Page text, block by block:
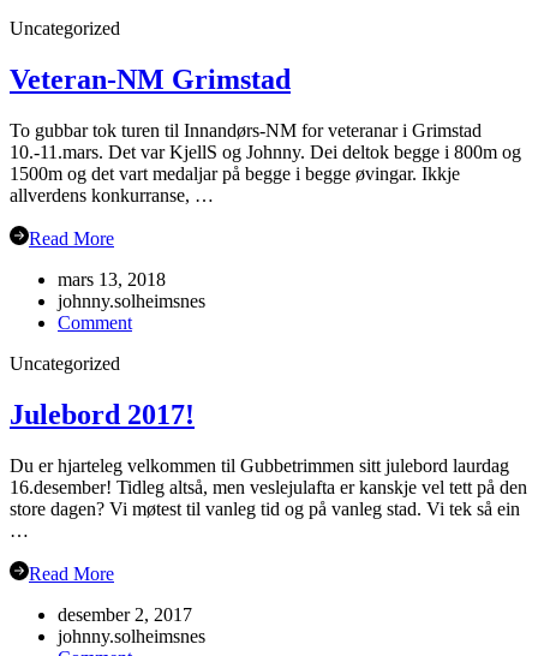
Uncategorized
Veteran-NM Grimstad
To gubbar tok turen til Innandørs-NM for veteranar i Grimstad
10.-11.mars. Det var KjellS og Johnny. Dei deltok begge i 800m og
1500m og det vart medaljar på begge i begge øvingar. Ikkje
allverdens konkurranse, …
Read More
mars 13, 2018
johnny.solheimsnes
Commenton
Uncategorized
Julebord 2017!
Du er hjarteleg velkommen til Gubbetrimmen sitt julebord laurdag
16.desember! Tidleg altså, men veslejulafta er kanskje vel tett på den
store dagen? Vi møtest til vanleg tid og på vanleg stad. Vi tek så ein
…
Read More
desember 2, 2017
johnny.solheimsnes